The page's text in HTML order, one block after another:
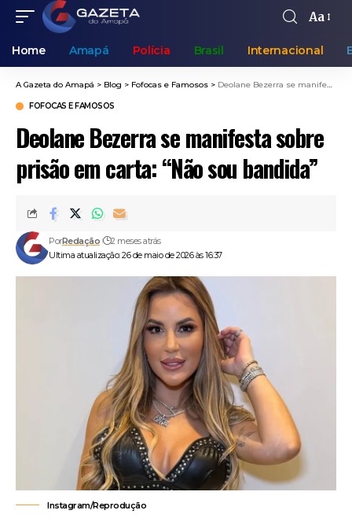
Aa
Home Amapá Polícia Brasil Internacional
A Gazeta do Amapá > Blog > Fofocas e Famosos > Deolane Bezerra se manifesta sobre prisão em carta: “Não sou bandida”
FOFOCAS E FAMOSOS
Deolane Bezerra se manifesta sobre
prisão em carta: “Não sou bandida”
Ultima atualização: 26 de maio de 2026 às 16:37
PorRedação 2 meses atrás
Instagram/Reprodução